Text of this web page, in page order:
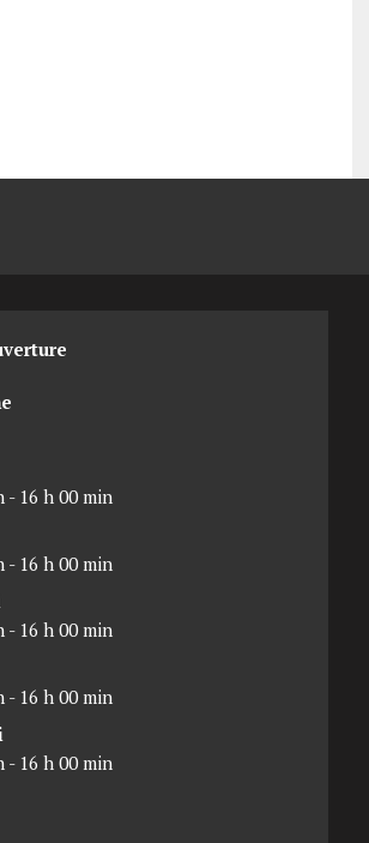
- 16 h 00 min
- 16 h 00 min
- 16 h 00 min
- 16 h 00 min
- 16 h 00 min